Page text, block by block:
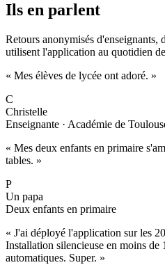
Ils en parlent
Retours anonymisés d'enseignants,
utilisent l'application au quotidien
« Mes élèves de lycée ont adoré. »
C
Christelle
Enseignante · Académie de
« Mes deux enfants en primaire
tables. »
P
Un papa
Deux enfants en primaire
« J'ai déployé l'application sur les
Installation silencieuse en moins de
automatiques. Super. »